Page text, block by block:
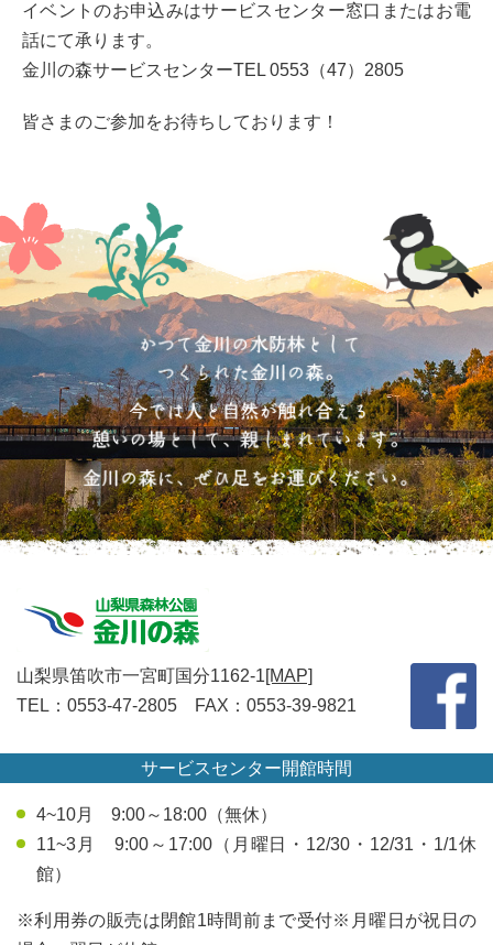
イベントのお申込みはサービスセンター窓口またはお電
話にて承ります。
金川の森サービスセンターTEL 0553（47）2805
皆さまのご参加をお待ちしております！
山梨県笛吹市一宮町国分1162-1[MAP]
TEL：0553-47-2805 FAX：0553-39-9821
サービスセンター開館時間
4~10月 9:00～18:00（無休）
11~3月 9:00～17:00（月曜日・12/30・12/31・1/1休
館）
※利用券の販売は閉館1時間前まで受付※月曜日が祝日の